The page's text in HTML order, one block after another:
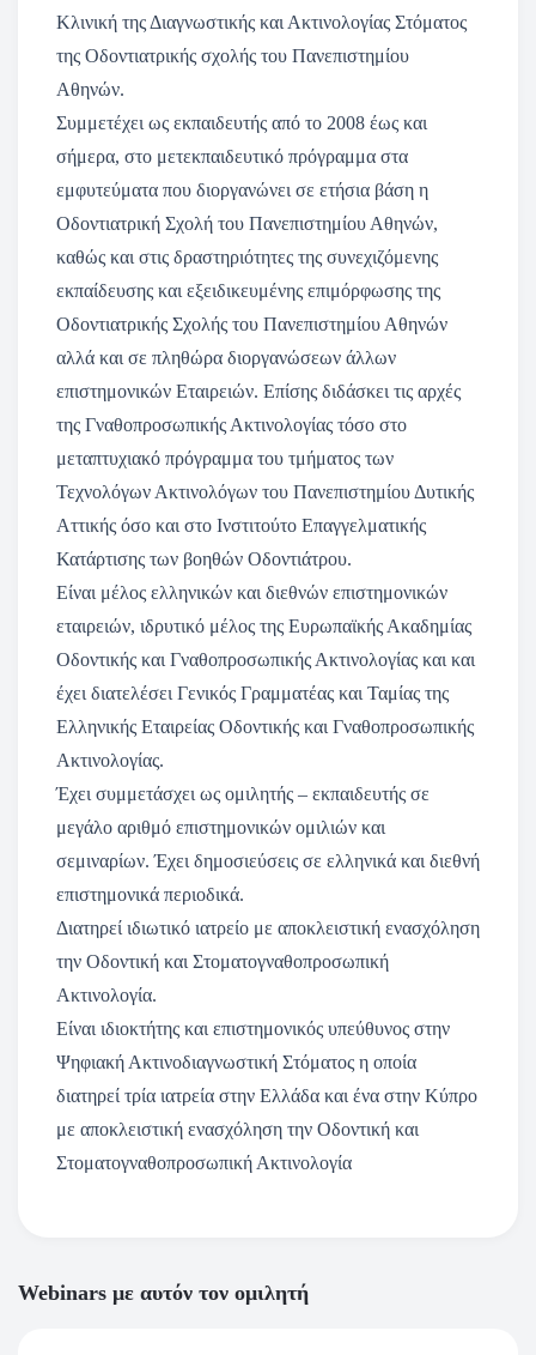
Κλινική της Διαγνωστικής και Ακτινολογίας Στόματος
της Οδοντιατρικής σχολής του Πανεπιστημίου
Αθηνών.
Συμμετέχει ως εκπαιδευτής από το 2008 έως και
σήμερα, στο μετεκπαιδευτικό πρόγραμμα στα
εμφυτεύματα που διοργανώνει σε ετήσια βάση η
Οδοντιατρική Σχολή του Πανεπιστημίου Αθηνών,
καθώς και στις δραστηριότητες της συνεχιζόμενης
εκπαίδευσης και εξειδικευμένης επιμόρφωσης της
Οδοντιατρικής Σχολής του Πανεπιστημίου Αθηνών
αλλά και σε πληθώρα διοργανώσεων άλλων
επιστημονικών Εταιρειών. Επίσης διδάσκει τις αρχές
της Γναθοπροσωπικής Ακτινολογίας τόσο στο
μεταπτυχιακό πρόγραμμα του τμήματος των
Τεχνολόγων Ακτινολόγων του Πανεπιστημίου Δυτικής
Αττικής όσο και στο Ινστιτούτο Επαγγελματικής
Κατάρτισης των βοηθών Οδοντιάτρου.
Είναι μέλος ελληνικών και διεθνών επιστημονικών
εταιρειών, ιδρυτικό μέλος της Ευρωπαϊκής Ακαδημίας
Οδοντικής και Γναθοπροσωπικής Ακτινολογίας και και
έχει διατελέσει Γενικός Γραμματέας και Ταμίας της
Ελληνικής Εταιρείας Οδοντικής και Γναθοπροσωπικής
Ακτινολογίας.
Έχει συμμετάσχει ως ομιλητής – εκπαιδευτής σε
μεγάλο αριθμό επιστημονικών ομιλιών και
σεμιναρίων. Έχει δημοσιεύσεις σε ελληνικά και διεθνή
επιστημονικά περιοδικά.
Διατηρεί ιδιωτικό ιατρείο με αποκλειστική ενασχόληση
την Οδοντική και Στοματογναθοπροσωπική
Ακτινολογία.
Είναι ιδιοκτήτης και επιστημονικός υπεύθυνος στην
Ψηφιακή Ακτινοδιαγνωστική Στόματος η οποία
διατηρεί τρία ιατρεία στην Ελλάδα και ένα στην Κύπρο
με αποκλειστική ενασχόληση την Οδοντική και
Στοματογναθοπροσωπική Ακτινολογία
Webinars με αυτόν τον ομιλητή